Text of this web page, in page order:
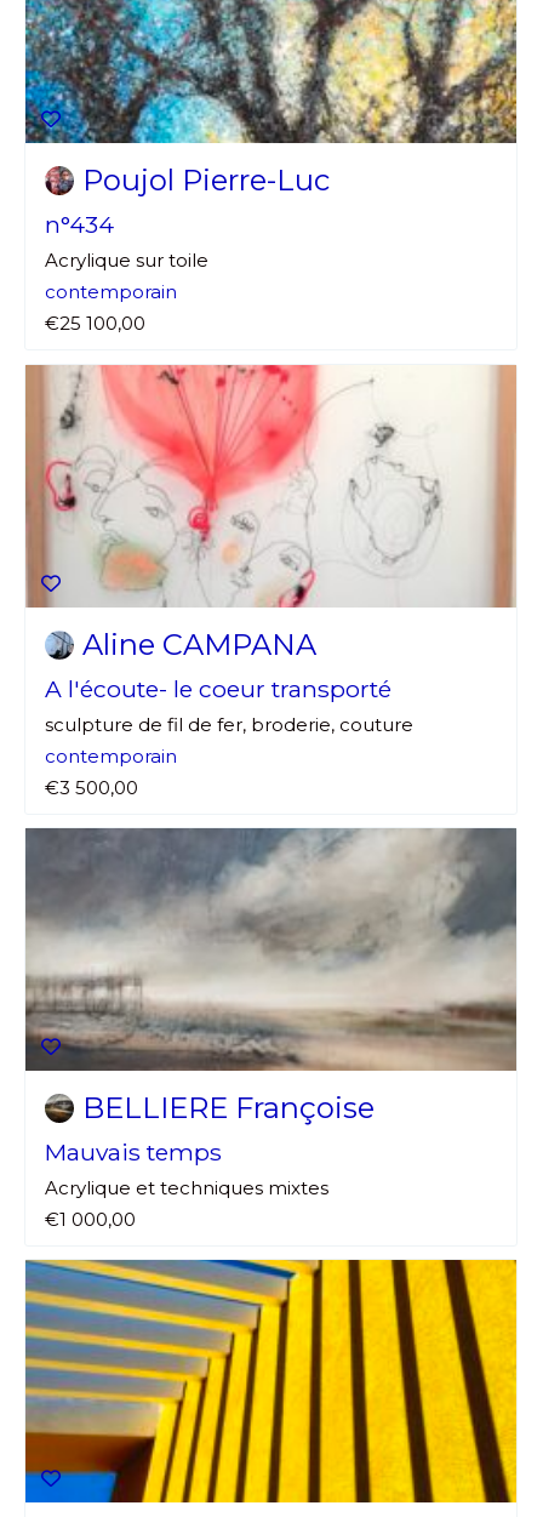
Adresse email*
Nom
J'accepte lestermes et conditions
* Champ obligatoire
Nom
Prénom
Statut / Organisation
Poujol Pierre-Luc
n°434
Acrylique sur toile
contemporain
€25 100,00
Aline CAMPANA
A l'écoute- le coeur transporté
sculpture de fil de fer, broderie, couture
contemporain
€3 500,00
BELLIERE Françoise
Mauvais temps
Acrylique et techniques mixtes
€1 000,00